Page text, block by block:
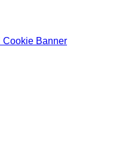
Cookie Banner